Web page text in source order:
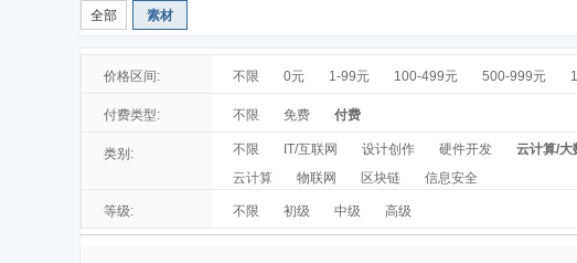
全部 素材
价格区间: 不限 0元 1-99元 100-499元 500-999元
付费类型: 不限 免费 付费
类别: 不限 IT/互联网 设计创作 硬件开发 云计算/大
云计算
物联网 区块链 信息安全
等级: 不限 初级 中级 高级